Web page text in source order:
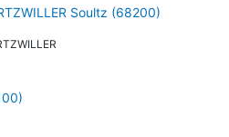
Soultz (68200)